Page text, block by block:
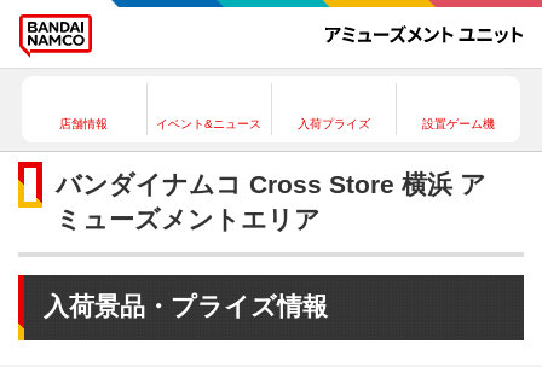
店舗情報 イベント&ニュース 入荷プライズ 設置ゲーム機
バンダイナムコ Cross Store 横浜 ア
ミューズメントエリア
入荷景品・プライズ情報